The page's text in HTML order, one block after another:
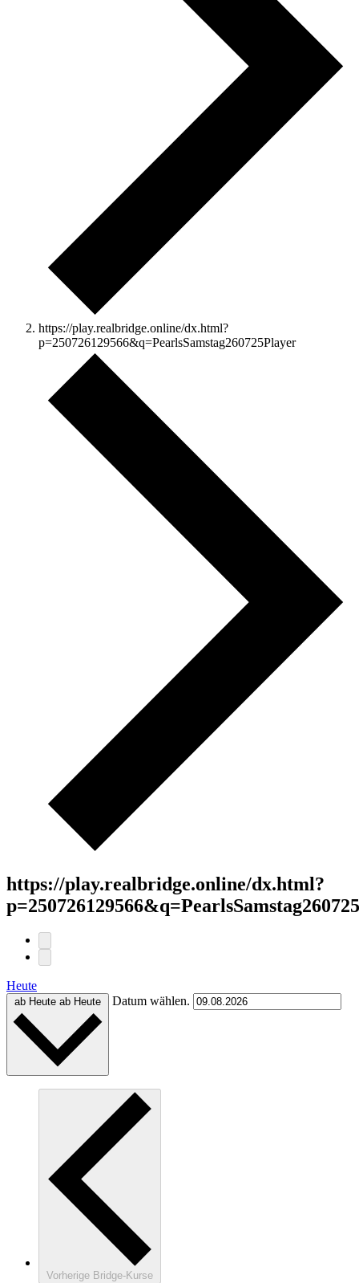
https://play.realbridge.online/dx.html?
p=250726129566&q=PearlsSamstag260725Player
https://play.realbridge.online/dx.html?
Heute
ab Heute ab Heute Datum wählen.
Vorherige Bridge-Kurse